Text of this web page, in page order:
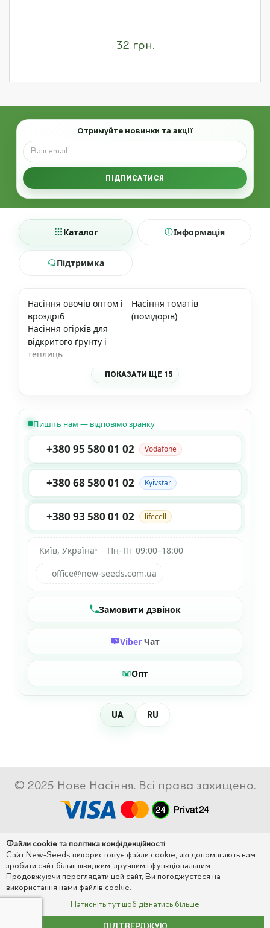
32 грн.
Email
Отримуйте новинки та акції
ПІДПИСАТИСЯ
Каталог Інформація
Підтримка
Насіння овочів оптом і
вроздріб
Насіння томатів
(помідорів)
Насіння огірків для
відкритого ґрунту і
теплиць
ПОКАЗАТИ ЩЕ 15
Пишіть нам — відповімо зранку
+380 95 580 01 02 Vodafone
+380 68 580 01 02 Kyivstar
+380 93 580 01 02 lifecell
Київ, Україна•
Пн–Пт 09:00–18:00
office@new-seeds.com.ua
Замовити дзвінок
Viber Чат
Опт
UA RU
© 2025 Нове Насіння. Всі права захищено.
Файли cookie та політика конфіденційності
Сайт New-Seeds використовує файли cookie, які допомагають нам
зробити сайт більш швидким, зручним і функціональним.
Продовжуючи переглядати цей сайт, Ви погоджуєтеся на
використання нами файлів cookie.
Натисніть тут щоб дізнатись більше
ПІДТВЕРДЖУЮ